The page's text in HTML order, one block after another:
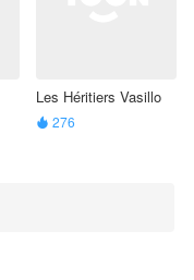
Les Héritiers Vasillo
 276